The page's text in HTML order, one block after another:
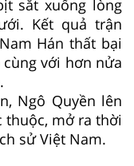
sắt xuống lòng
Kết quả trận
Hán thất bại
với hơn nửa
Ngô Quyền lên
thuộc, mở ra thời
sử Việt Nam.